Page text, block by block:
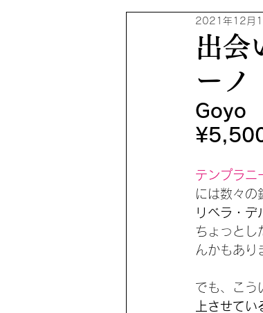
Side Stories
出会
ーノ
2021年12月
Goyo
テンプラニ
には数々の
リベラ・デ
ちょっとし
んかもあり
でも、こう
上させて